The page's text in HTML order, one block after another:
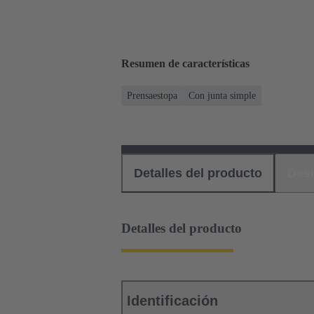
Resumen de características
Prensaestopa Con junta simple
Detalles del producto
Detalles del producto
Identificación